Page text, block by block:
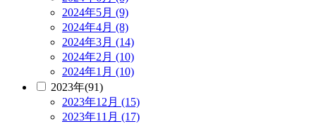
2024年5月 (9)
2024年4月 (8)
2024年3月 (14)
2024年2月 (10)
2024年1月 (10)
2023年(91)
2023年12月 (15)
2023年11月 (17)